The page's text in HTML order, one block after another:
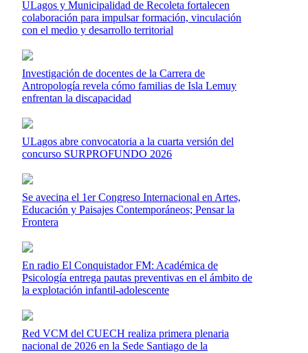
ULagos y Municipalidad de Recoleta fortalecen
colaboración para impulsar formación, vinculación
con el medio y desarrollo territorial
Investigación de docentes de la Carrera de
Antropología revela cómo familias de Isla Lemuy
enfrentan la discapacidad
ULagos abre convocatoria a la cuarta versión del
concurso SURPROFUNDO 2026
Se avecina el 1er Congreso Internacional en Artes,
Educación y Paisajes Contemporáneos; Pensar la
Frontera
En radio El Conquistador FM: Académica de
Psicología entrega pautas preventivas en el ámbito de
la explotación infantil-adolescente
Red VCM del CUECH realiza primera plenaria
nacional de 2026 en la Sede Santiago de la